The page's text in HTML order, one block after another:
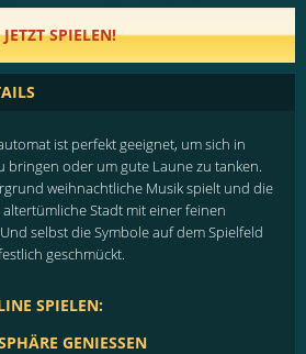
ist perfekt geeignet, um sich in
bringen oder um gute Laune zu tanken.
weihnachtliche Musik spielt und die
Stadt mit einer feinen
selbst die Symbole auf dem Spielfeld
geschmückt.
SPIELEN:
GENIESSEN
JETZT SPIELEN!